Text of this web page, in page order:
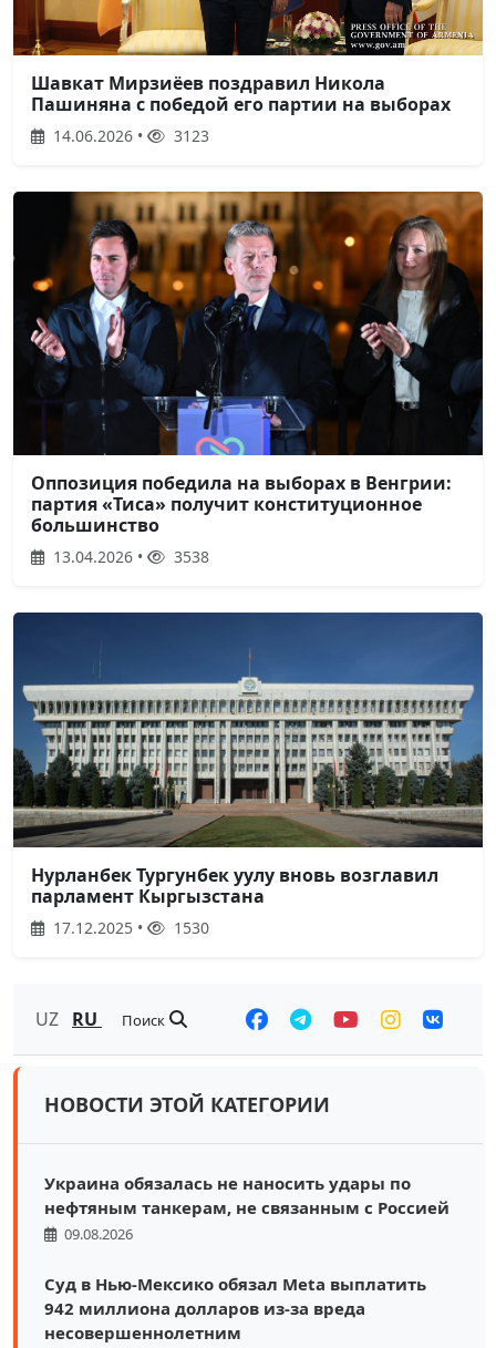
Шавкат Мирзиёев поздравил Никола
Пашиняна с победой его партии на выборах
14.06.2026 • 3123
Оппозиция победила на выборах в Венгрии:
партия «Тиса» получит конституционное
большинство
13.04.2026 • 3538
Нурланбек Тургунбек уулу вновь возглавил
парламент Кыргызстана
17.12.2025 • 1530
UZ RU Поиск
НОВОСТИ ЭТОЙ КАТЕГОРИИ
Украина обязалась не наносить удары по
нефтяным танкерам, не связанным с Россией
09.08.2026
Суд в Нью-Мексико обязал Meta выплатить
942 миллиона долларов из-за вреда
несовершеннолетним